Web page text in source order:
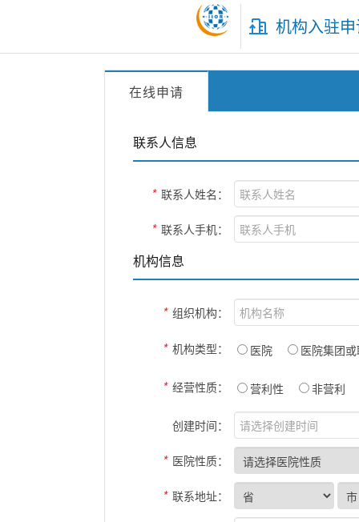
机构入驻
在线申请
联系人信息
* 联系人姓名：
* 联系人手机：
机构信息
* 组织机构：
* 机构类型： 医院 医院集团
* 经营性质： 营利性 非营利
创建时间：
* 医院性质：
* 联系地址：